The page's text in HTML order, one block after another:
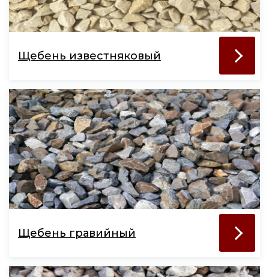
Щебень известняковый
Щебень гравийный